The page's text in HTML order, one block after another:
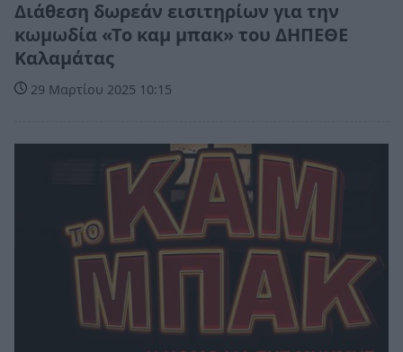
Διάθεση δωρεάν εισιτηρίων για την
κωμωδία «Το καμ μπακ» του ΔΗΠΕΘΕ
Καλαμάτας
29 Μαρτίου 2025 10:15